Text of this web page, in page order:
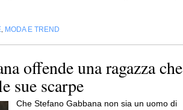
MODA E TREND
offende una ragazza che
sue scarpe
Che Stefano Gabbana non sia un uomo di